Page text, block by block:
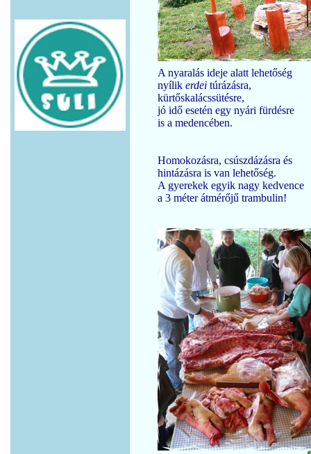
A nyaralás ideje alatt lehetőség
nyílik erdei túrázásra,
kürtőskalácssütésre,
jó idő esetén egy nyári fürdésre
is a medencében.
Homokozásra, csúszdázásra és
hintázásra is van lehetőség.
A gyerekek egyik nagy kedvence
a 3 méter átmérőjű trambulin!